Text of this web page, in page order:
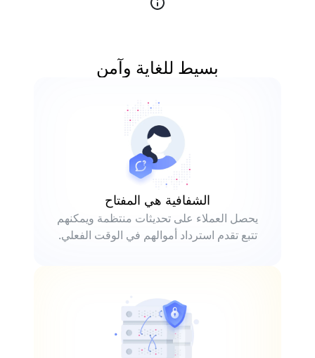
بسيط للغاية وآمن
الشفافية هي المفتاح
يحصل العملاء على تحديثات منتظمة ويمكنهم
تتبع تقدم استرداد أموالهم في الوقت الفعلي.